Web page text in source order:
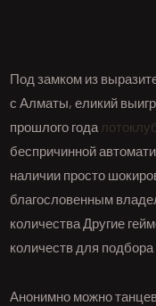
Под замком из
с Алматы, еликий
прошлого года
беспричинной
наличии просто
благословенным
количества Другие
количеств для
Анонимно можно